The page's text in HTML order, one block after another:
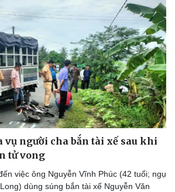
người cha bắn tài xế sau khi
tử vong
việc ông Nguyễn Vĩnh Phúc (42 tuổi; ngụ
dùng súng bắn tài xế Nguyễn Văn